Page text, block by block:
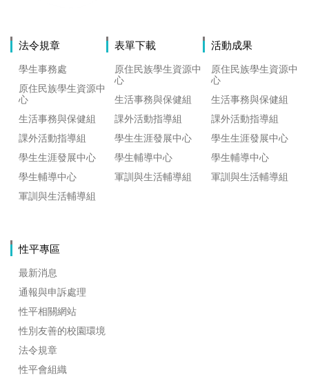
法令規章
學生事務處
原住民族學生資源中
心
生活事務與保健組
課外活動指導組
學生生涯發展中心
學生輔導中心
軍訓與生活輔導組
表單下載
原住民族學生資源中
心
生活事務與保健組
課外活動指導組
學生生涯發展中心
學生輔導中心
軍訓與生活輔導組
活動成果
原住民族學生資源中
心
生活事務與保健組
課外活動指導組
學生生涯發展中心
學生輔導中心
軍訓與生活輔導組
性平專區
最新消息
通報與申訴處理
性平相關網站
性別友善的校園環境
法令規章
性平會組織